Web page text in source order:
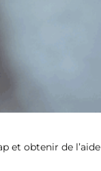
et obtenir de l’aide